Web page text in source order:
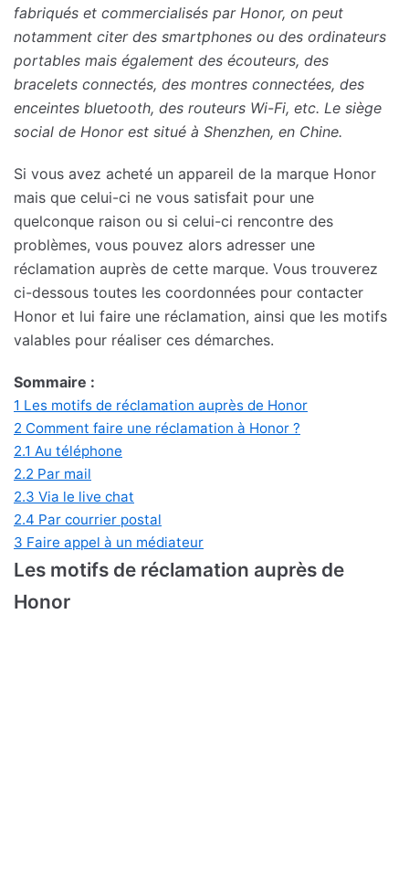
fabriqués et commercialisés par Honor, on peut
notamment citer des smartphones ou des ordinateurs
portables mais également des écouteurs, des
bracelets connectés, des montres connectées, des
enceintes bluetooth, des routeurs Wi-Fi, etc. Le siège
social de Honor est situé à Shenzhen, en Chine.
Si vous avez acheté un appareil de la marque Honor
mais que celui-ci ne vous satisfait pour une
quelconque raison ou si celui-ci rencontre des
problèmes, vous pouvez alors adresser une
réclamation auprès de cette marque. Vous trouverez
ci-dessous toutes les coordonnées pour contacter
Honor et lui faire une réclamation, ainsi que les motifs
valables pour réaliser ces démarches.
Sommaire :
1 Les motifs de réclamation auprès de Honor
2 Comment faire une réclamation à Honor ?
2.1 Au téléphone
2.2 Par mail
2.3 Via le live chat
2.4 Par courrier postal
3 Faire appel à un médiateur
Les motifs de réclamation auprès de
Honor